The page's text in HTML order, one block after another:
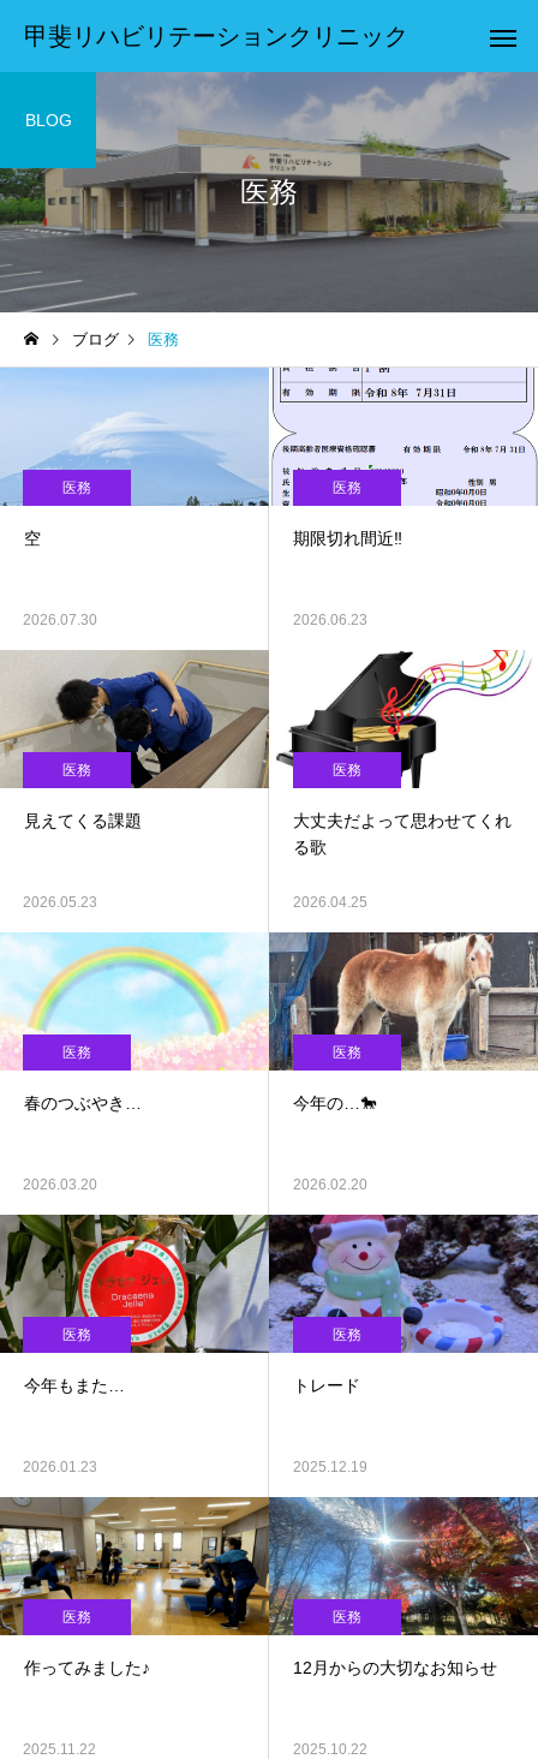
甲斐リハビリテーションクリニック
医務
BLOG
ブログ 医務
医務
空
2026.07.30
医務
期限切れ間近‼
2026.06.23
医務
見えてくる課題
2026.05.23
医務
大丈夫だよって思わせてくれ
る歌
2026.04.25
医務
春のつぶやき…
2026.03.20
医務
今年の…🐎
2026.02.20
医務
今年もまた…
2026.01.23
医務
トレード
2025.12.19
医務
作ってみました♪
2025.11.22
医務
12月からの大切なお知らせ
2025.10.22